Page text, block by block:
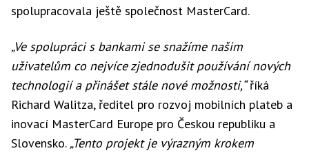
spolupracovala ještě společnost MasterCard.
„Ve spolupráci s bankami se snažíme našim
uživatelům co nejvíce zjednodušit používání nových
technologií a přinášet stále nové možnosti,“říká
Richard Walitza, ředitel pro rozvoj mobilních plateb a
inovací MasterCard Europe pro Českou republiku a
Slovensko. „Tento projekt je výrazným krokem